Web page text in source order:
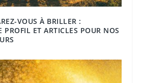
VOUS À BRILLER :
ET ARTICLES POUR NOS